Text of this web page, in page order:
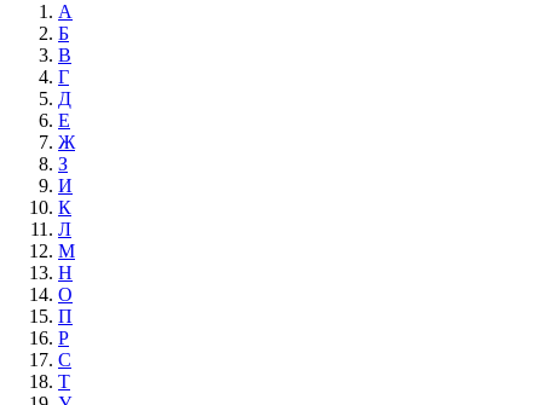
А
Б
В
Г
Д
Е
Ж
З
И
К
Л
М
Н
О
П
Р
С
Т